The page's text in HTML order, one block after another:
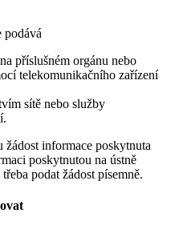
podává
příslušném orgánu nebo
telekomunikačního zařízení
sítě nebo služby
žádost informace poskytnuta
poskytnutou na ústně
podat žádost písemně.